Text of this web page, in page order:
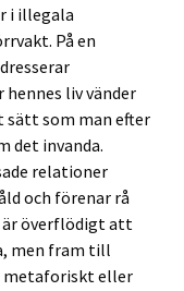
i illegala
På en
hennes liv vänder
sätt som man efter
det invanda.
relationer
och förenar rå
är överflödigt att
men fram till
metaforiskt eller